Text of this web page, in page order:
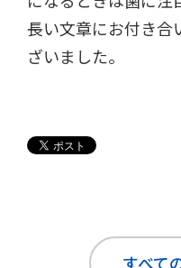
長い文章にお付き合
ざいました。
すべて